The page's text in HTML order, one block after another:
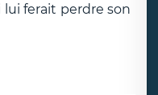
ferait perdre son